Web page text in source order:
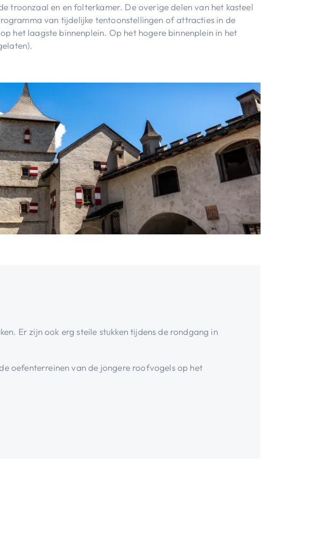
troonzaal en en folterkamer. De overige delen van het kasteel
van tijdelijke tentoonstellingen of attracties in de
het laagste binnenplein. Op het hogere binnenplein in het
Er zijn ook erg steile stukken tijdens de rondgang in
oefenterreinen van de jongere roofvogels op het